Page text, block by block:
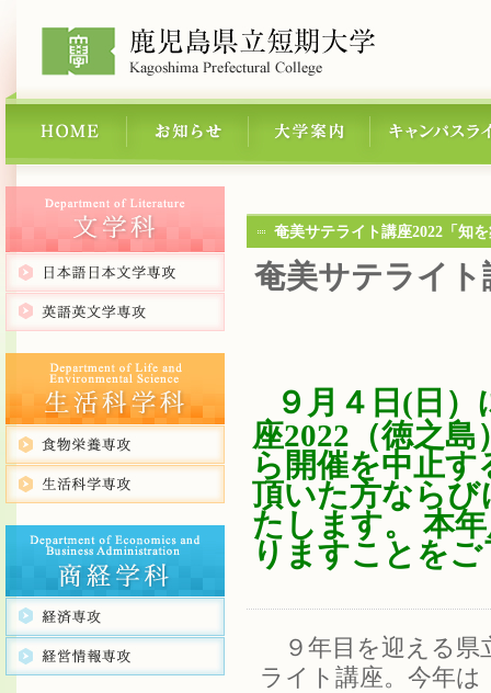
奄美サテライト講座2022「知
奄美サテライ
９月４日(日
座2022（徳之
ら開催を中止
頂いた方なら
たします。 本
りますことを
９年目を迎える県
ライト講座。今年は